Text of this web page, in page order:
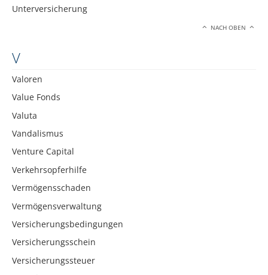
Unterversicherung
NACH OBEN
V
Valoren
Value Fonds
Valuta
Vandalismus
Venture Capital
Verkehrsopferhilfe
Vermögensschaden
Vermögensverwaltung
Versicherungsbedingungen
Versicherungsschein
Versicherungssteuer